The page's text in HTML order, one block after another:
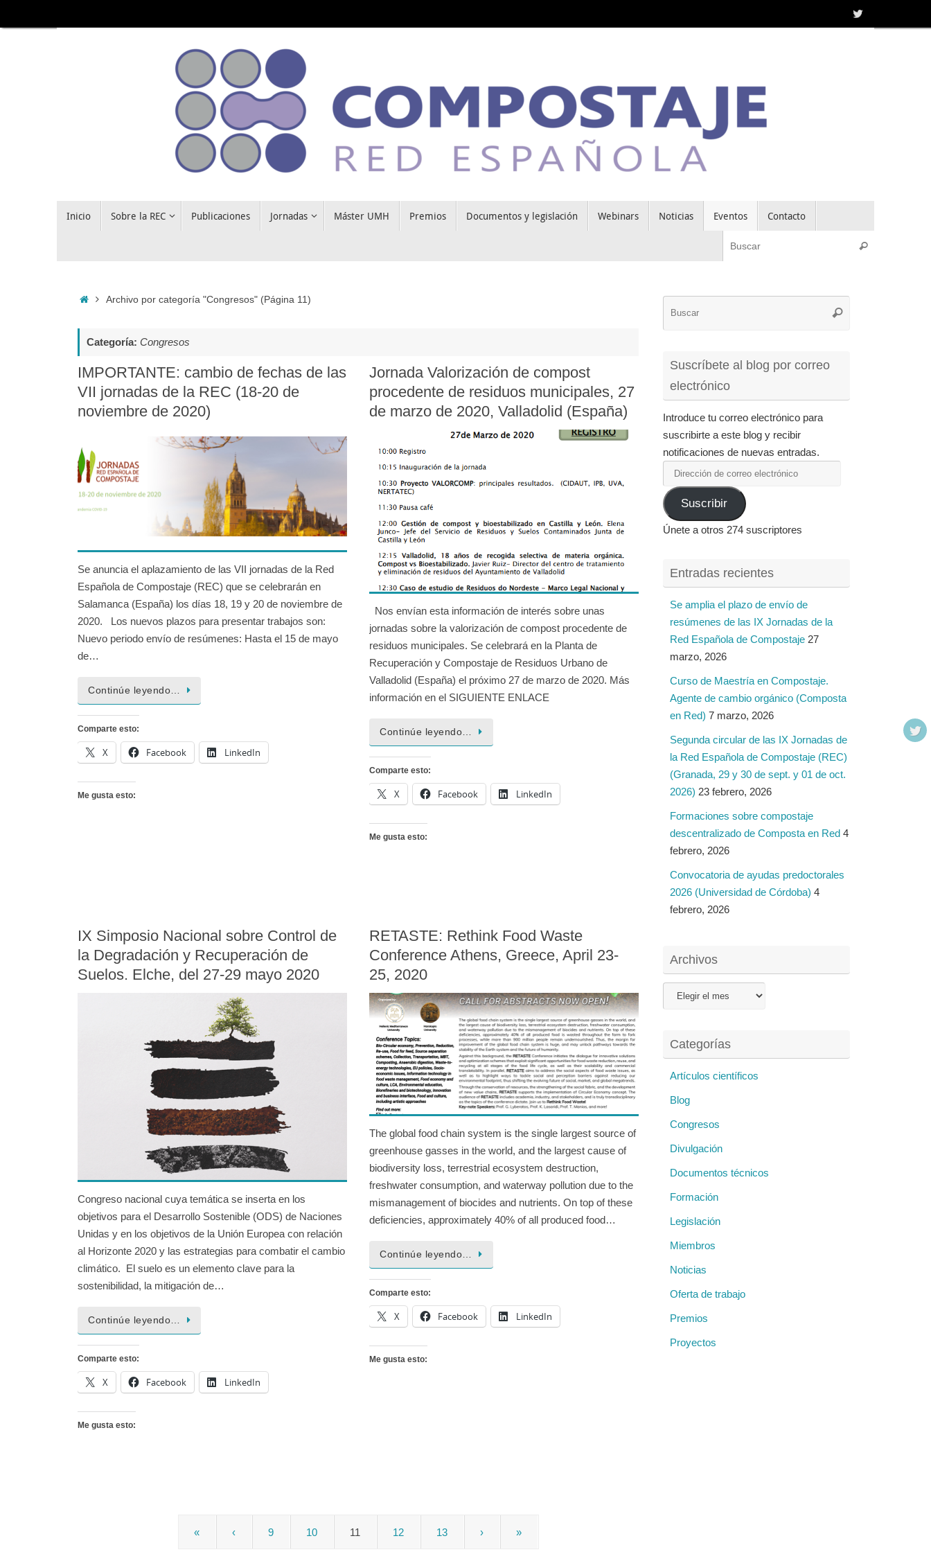
al
Inicio Sobre la REC Publicaciones Jornadas Máster UMH Premios Documentos y legislación Webinars Noticias Eventos Contacto
Buscar
InicioArchivo por categoría "Congresos"(Página 11)
Categoría: Congresos
IMPORTANTE: cambio de fechas de las
VII jornadas de la REC (18-20 de
noviembre de 2020)
Se anuncia el aplazamiento de las VII jornadas de la Red
Española de Compostaje (REC) que se celebrarán en
Salamanca (España) los días 18, 19 y 20 de noviembre de
2020. Los nuevos plazos para presentar trabajos son:
Nuevo periodo envío de resúmenes: Hasta el 15 de mayo
de…
Continúe leyendo…
Comparte esto:
X Facebook LinkedIn
Me gusta esto:
Jornada Valorización de compost
procedente de residuos municipales, 27
de marzo de 2020, Valladolid (España)
Nos envían esta información de interés sobre unas
jornadas sobre la valorización de compost procedente de
residuos municipales. Se celebrará en la Planta de
Recuperación y Compostaje de Residuos Urbano de
Valladolid (España) el próximo 27 de marzo de 2020. Más
información en el SIGUIENTE ENLACE
Continúe leyendo…
Comparte esto:
X Facebook LinkedIn
Me gusta esto:
IX Simposio Nacional sobre Control de
la Degradación y Recuperación de
Suelos. Elche, del 27-29 mayo 2020
Congreso nacional cuya temática se inserta en los
objetivos para el Desarrollo Sostenible (ODS) de Naciones
Unidas y en los objetivos de la Unión Europea con relación
al Horizonte 2020 y las estrategias para combatir el cambio
climático. El suelo es un elemento clave para la
sostenibilidad, la mitigación de…
Continúe leyendo…
Comparte esto:
X Facebook LinkedIn
Me gusta esto:
RETASTE: Rethink Food Waste
Conference Athens, Greece, April 23-
25, 2020
The global food chain system is the single largest source of
greenhouse gasses in the world, and the largest cause of
biodiversity loss, terrestrial ecosystem destruction,
freshwater consumption, and waterway pollution due to the
mismanagement of biocides and nutrients. On top of these
deficiencies, approximately 40% of all produced food…
Continúe leyendo…
Comparte esto:
X Facebook LinkedIn
Me gusta esto:
« ‹ 9 10 11 12 13 › »
Buscar
Suscríbete al blog por correo
electrónico
Introduce tu correo electrónico para
suscribirte a este blog y recibir
notificaciones de nuevas entradas.
Dirección
de
correo
electrónico
Suscribir
Únete a otros 274 suscriptores
Entradas recientes
Se amplia el plazo de envío de
resúmenes de las IX Jornadas de la
Red Española de Compostaje 27
marzo, 2026
Curso de Maestría en Compostaje.
Agente de cambio orgánico (Composta
en Red) 7 marzo, 2026
Segunda circular de las IX Jornadas de
la Red Española de Compostaje (REC)
(Granada, 29 y 30 de sept. y 01 de oct.
2026) 23 febrero, 2026
Formaciones sobre compostaje
descentralizado de Composta en Red 4
febrero, 2026
Convocatoria de ayudas predoctorales
2026 (Universidad de Córdoba) 4
febrero, 2026
Archivos
Archivos
Categorías
Artículos científicos
Blog
Congresos
Divulgación
Documentos técnicos
Formación
Legislación
Miembros
Noticias
Oferta de trabajo
Premios
Proyectos